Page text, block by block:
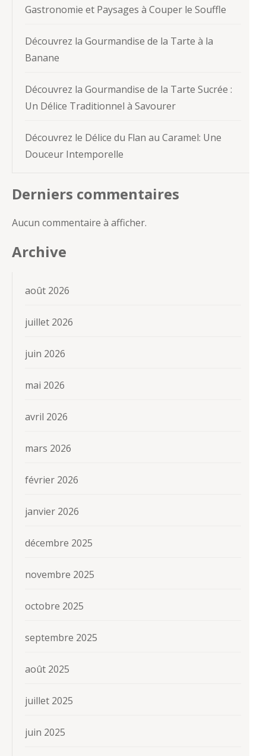
Gastronomie et Paysages à Couper le Souffle
Découvrez la Gourmandise de la Tarte à la
Banane
Découvrez la Gourmandise de la Tarte Sucrée :
Un Délice Traditionnel à Savourer
Découvrez le Délice du Flan au Caramel: Une
Douceur Intemporelle
Derniers commentaires
Aucun commentaire à afficher.
Archive
août 2026
juillet 2026
juin 2026
mai 2026
avril 2026
mars 2026
février 2026
janvier 2026
décembre 2025
novembre 2025
octobre 2025
septembre 2025
août 2025
juillet 2025
juin 2025